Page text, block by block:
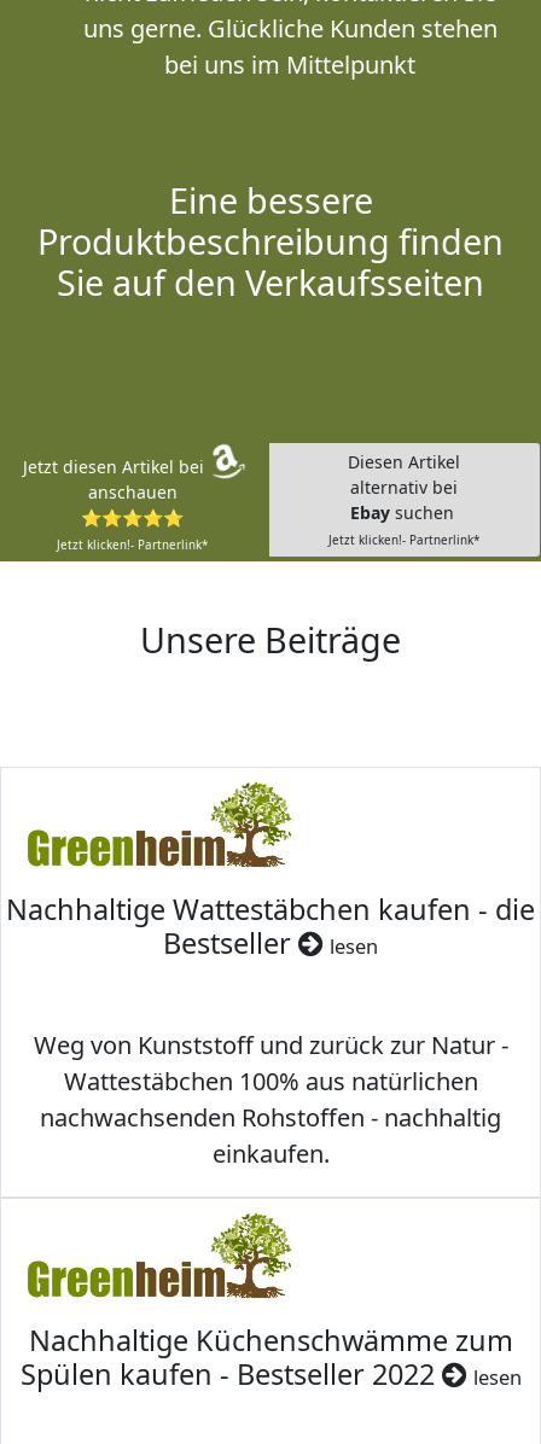
uns gerne. Glückliche Kunden stehen
bei uns im Mittelpunkt
Eine bessere
Produktbeschreibung finden
Sie auf den Verkaufsseiten
Jetzt diesen Artikel bei
anschauen
⭐⭐⭐⭐⭐
Jetzt klicken!- Partnerlink*
Diesen Artikel
alternativ bei
Ebay suchen
Jetzt klicken!- Partnerlink*
Unsere Beiträge
Nachhaltige Wattestäbchen kaufen - die
Bestseller
lesen
Weg von Kunststoff und zurück zur Natur -
Wattestäbchen 100% aus natürlichen
nachwachsenden Rohstoffen - nachhaltig
einkaufen.
Nachhaltige Küchenschwämme zum
Spülen kaufen - Bestseller 2022
lesen